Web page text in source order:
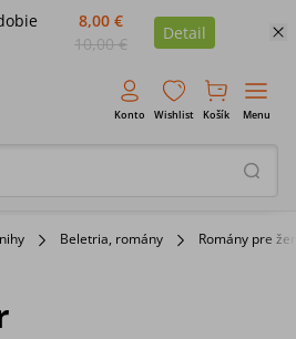
8,00 €
10,00 €
Detail
Konto Wishlist Košík Menu
Beletria, romány Romány pre